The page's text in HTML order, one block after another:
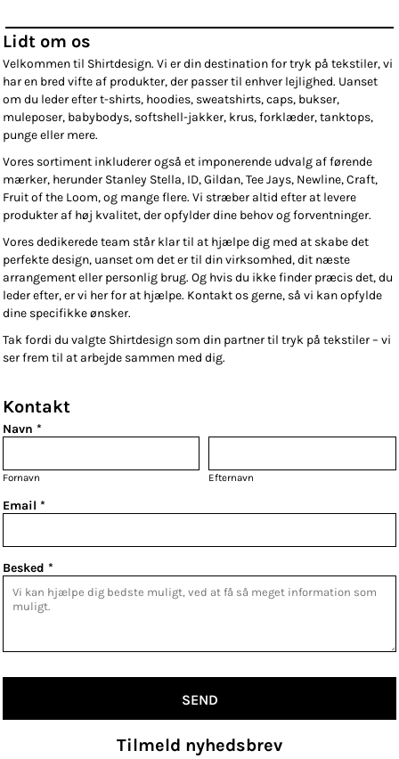
Lidt om os
Velkommen til Shirtdesign. Vi er din destination for tryk på tekstiler, vi
har en bred vifte af produkter, der passer til enhver lejlighed. Uanset
om du leder efter t-shirts, hoodies, sweatshirts, caps, bukser,
muleposer, babybodys, softshell-jakker, krus, forklæder, tanktops,
punge eller mere.
Vores sortiment inkluderer også et imponerende udvalg af førende
mærker, herunder Stanley Stella, ID, Gildan, Tee Jays, Newline, Craft,
Fruit of the Loom, og mange flere. Vi stræber altid efter at levere
produkter af høj kvalitet, der opfylder dine behov og forventninger.
Vores dedikerede team står klar til at hjælpe dig med at skabe det
perfekte design, uanset om det er til din virksomhed, dit næste
arrangement eller personlig brug. Og hvis du ikke finder præcis det, du
leder efter, er vi her for at hjælpe. Kontakt os gerne, så vi kan opfylde
dine specifikke ønsker.
Tak fordi du valgte Shirtdesign som din partner til tryk på tekstiler – vi
ser frem til at arbejde sammen med dig.
Kontakt
Navn *
Fornavn Efternavn
Email *
Besked *
SEND
Tilmeld nyhedsbrev